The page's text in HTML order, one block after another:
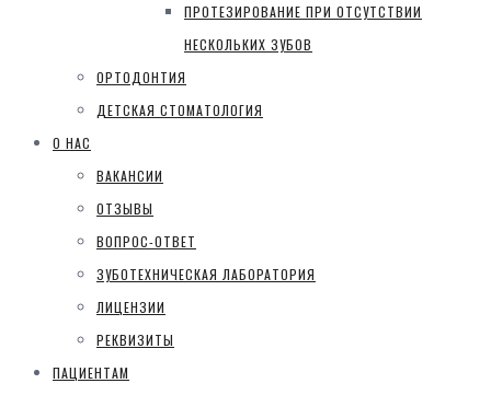
ПРОТЕЗИРОВАНИЕ ПРИ ОТСУТСТВИИ
НЕСКОЛЬКИХ ЗУБОВ
ОРТОДОНТИЯ
ДЕТСКАЯ СТОМАТОЛОГИЯ
О НАС
ВАКАНСИИ
ОТЗЫВЫ
ВОПРОС-ОТВЕТ
ЗУБОТЕХНИЧЕСКАЯ ЛАБОРАТОРИЯ
ЛИЦЕНЗИИ
РЕКВИЗИТЫ
ПАЦИЕНТАМ